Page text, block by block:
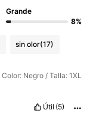
Grande
8%
sin olor(17)
Color: Negro / Talla: 1XL
Útil (5)